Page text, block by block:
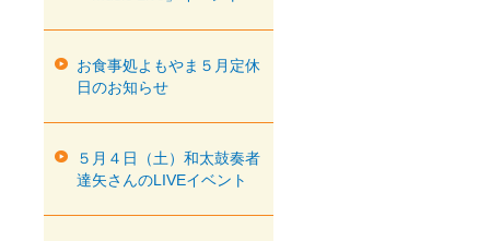
お食事処よもやま５月定休
日のお知らせ
５月４日（土）和太鼓奏者
達矢さんのLIVEイベント